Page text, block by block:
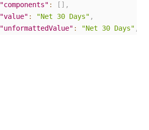
"components" : [ ] ,
"value" : "Net 30 Days" ,
"unformattedValue" : "Net 30 Days" ,